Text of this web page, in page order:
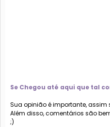
Se Chegou até aqui que tal
Sua opinião é importante, assim
Além disso, comentários são
;)